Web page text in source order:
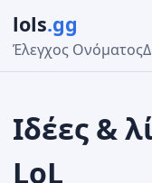
lols.gg
Έλεγχος Ονόματος
Ιδέες &
LoL